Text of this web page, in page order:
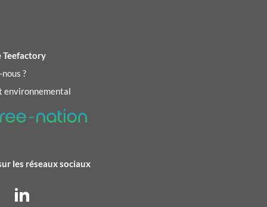
Teefactory
?
environnemental
les réseaux sociaux